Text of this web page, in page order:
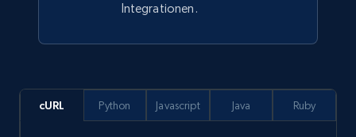
count, Description, Image, and more.
Integrationen.
cURL Python Javascript Java Ruby